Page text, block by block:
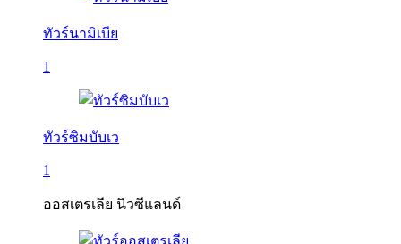
ทัวร์นามิเบีย
1
ทัวร์ซิมบับเว
1
ออสเตรเลีย นิวซีแลนด์